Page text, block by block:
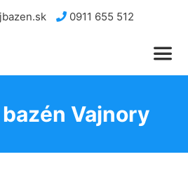
0911 655 512
Vajnory